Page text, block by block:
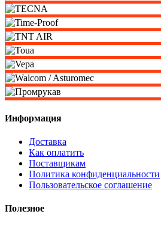
Информация
Доставка
Как оплатить
Поставщикам
Политика конфиденциальности
Пользовательское соглашение
Полезное